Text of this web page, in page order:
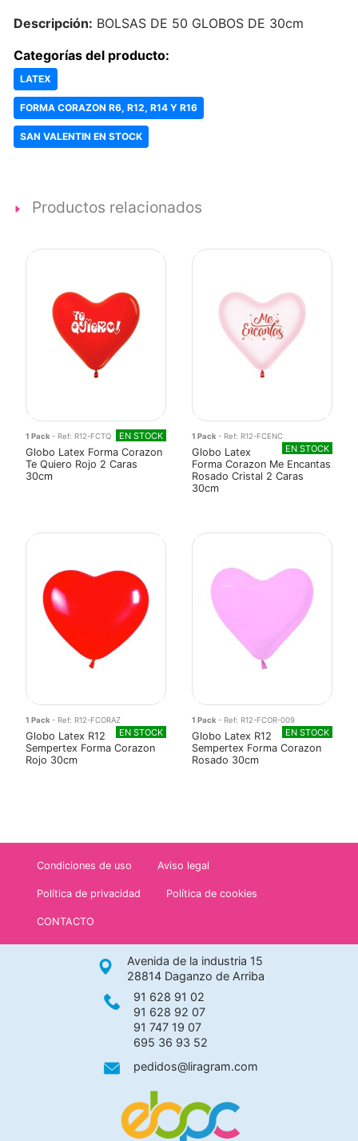
Descripción: BOLSAS DE 50 GLOBOS DE 30cm
Categorías del producto:
LATEX
FORMA CORAZON R6, R12, R14 Y R16
SAN VALENTIN EN STOCK
Productos relacionados
1 Pack - Ref: R12-FCTQ EN STOCK
Globo Latex Forma Corazon
Te Quiero Rojo 2 Caras
30cm
1 Pack - Ref: R12-FCENC
EN STOCK
Globo Latex
Forma Corazon Me Encantas
Rosado Cristal 2 Caras
30cm
1 Pack - Ref: R12-FCORAZ
EN STOCK
Globo Latex R12
Sempertex Forma Corazon
Rojo 30cm
1 Pack - Ref: R12-FCOR-009
EN STOCK
Globo Latex R12
Sempertex Forma Corazon
Rosado 30cm
Condiciones de uso Aviso legal
Política de privacidad Política de cookies
CONTACTO
Avenida de la industria 15
28814 Daganzo de Arriba
91 628 91 02
91 628 92 07
91 747 19 07
695 36 93 52
pedidos@liragram.com